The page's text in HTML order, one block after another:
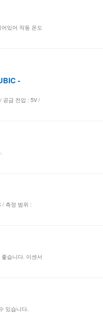
있어 작동 온도
-
공급 전압 : 5V /
/ 측정 범위 :
습니다. 이센서
있습니다.